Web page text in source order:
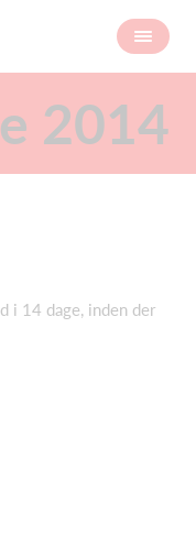
2014
i 14 dage, inden der